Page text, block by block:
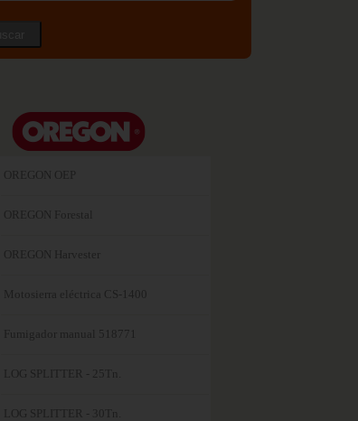
OREGON OEP
OREGON Forestal
OREGON Harvester
Motosierra eléctrica CS-1400
Fumigador manual 518771
LOG SPLITTER - 25Tn.
LOG SPLITTER - 30Tn.